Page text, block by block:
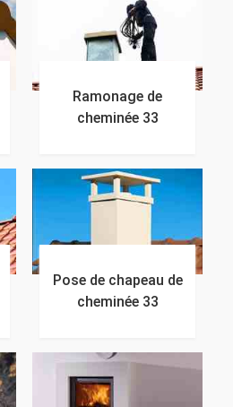
Ramonage de
cheminée 33
Pose de chapeau de
cheminée 33